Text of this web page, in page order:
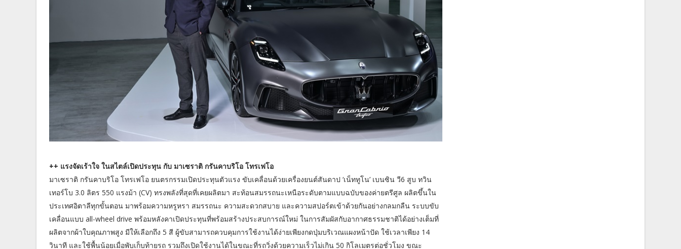
++ แรงจัดเร้าใจ ในสไตล์เปิดประทุน กับ มาเซราติ กรันคาบริโอ โทรเฟโอ
มาเซราติ กรันคาบริโอ โทรเฟโอ ยนตรกรรมเปิดประทุนตัวแรง ขับเคลื่อนด้วยเครื่องยนต์สันดาป ‘เน็ททูโน’ เบนซิน วี6 สูบ ทวิน
เทอร์โบ 3.0 ลิตร 550 แรงม้า (CV) ทรงพลังที่สุดที่เคยผลิตมา สะท้อนสมรรถนะเหนือระดับตามแบบฉบับของค่ายตรีศูล ผลิตขึ้นใน
ประเทศอิตาลีทุกขั้นตอน มาพร้อมความหรูหรา สมรรถนะ ความสะดวกสบาย และความสปอร์ตเข้าด้วยกันอย่างกลมกลืน ระบบขับ
เคลื่อนแบบ all-wheel drive พร้อมหลังคาเปิดประทุนที่พร้อมสร้างประสบการณ์ใหม่ ในการสัมผัสกับอากาศธรรมชาติได้อย่างเต็มที่
ผลิตจากผ้าใบคุณภาพสูง มีให้เลือกถึง 5 สี ผู้ขับสามารถควบคุมการใช้งานได้ง่ายเพียงกดปุ่มบริเวณแผงหน้าปัด ใช้เวลาเพียง 14
วินาที และใช้พื้นน้อยเมื่อพับเก็บท้ายรถ รวมถึงเปิดใช้งานได้ในขณะที่รถวิ่งด้วยความเร็วไม่เกิน 50 กิโลเมตรต่อชั่วโมง ขณะ